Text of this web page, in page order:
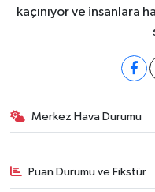
kaçınıyor ve insanlara
Merkez Hava Durumu
Puan Durumu ve Fikstür